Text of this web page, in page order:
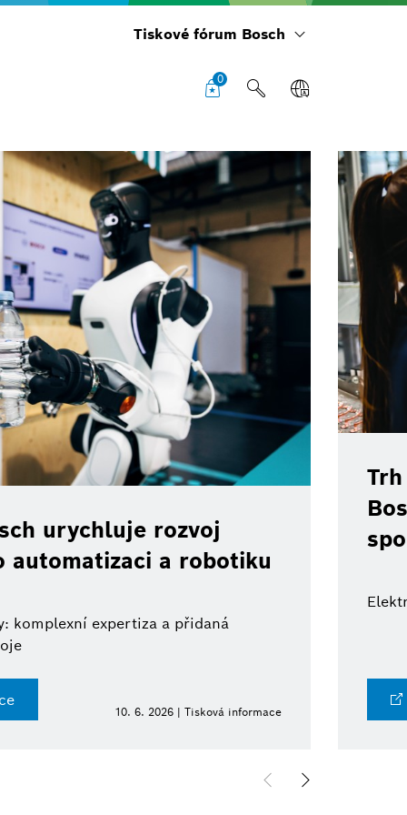
Tiskové fórum Bosch
0
urychluje rozvoj
automatizaci a robotiku
komplexní expertiza a přidaná
10. 6. 2026 | Tisková informace